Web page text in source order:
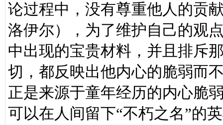
论过程中，没有尊重他人的贡
洛伊尔），为了维护自己的观
中出现的宝贵材料，并且排
切，都反映出他内心的脆弱而
正是来源于童年经历的内心脆
可以在人间留下“不朽之名”的